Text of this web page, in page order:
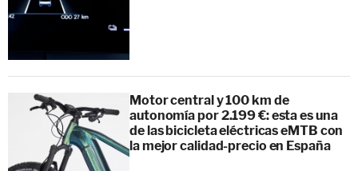
Motor central y 100 km de
autonomía por 2.199 €: esta es una
de las bicicleta eléctricas eMTB con
la mejor calidad-precio en España